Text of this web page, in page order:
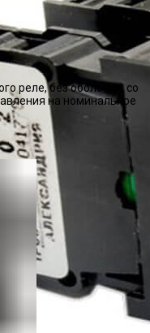
реле, без оболочки, со
на номинальное